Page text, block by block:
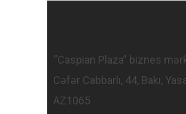
“Caspian Plaza” biznes
Cəfər Cabbarlı, 44, Bakı,
AZ1065